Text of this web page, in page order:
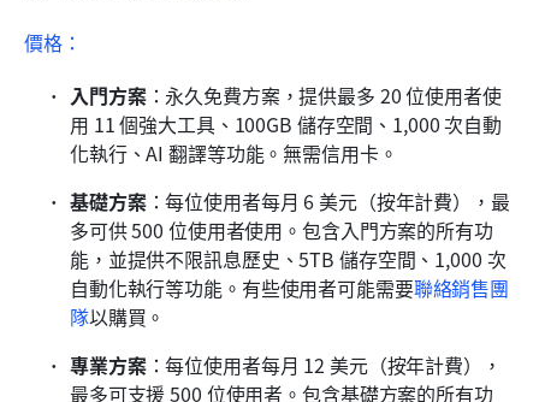
價格：
入門方案：永久免費方案，提供最多 20 位使用者使
用 11 個強大工具、100GB 儲存空間、1,000 次自動
化執行、AI 翻譯等功能。無需信用卡。
基礎方案：每位使用者每月 6 美元（按年計費），最
多可供 500 位使用者使用。包含入門方案的所有功
能，並提供不限訊息歷史、5TB 儲存空間、1,000 次
自動化執行等功能。有些使用者可能需要聯絡銷售團
隊以購買。
專業方案：每位使用者每月 12 美元（按年計費），
最多可支援 500 位使用者。包含基礎方案的所有功